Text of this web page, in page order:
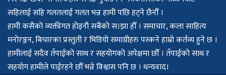
सहिलाई सहि गलतलाई गलत भन्न हामी पछि हट्ने छैनौँ ।
हामी कसैको व्यक्तीगत होइनौ सबैको स।झा हौँ । समाचार, कला साहित्य
मनोरञ्जन, बिचारका प्रस्तुती र भिडियो समाग्रीहरु पस्कने हाम्रो कर्तव्य हुने छ ।
हामीलाई सदैव तँपाईको साथ र सहयोगको अपेक्षमा छौँ । तँपाईको साथ र
सहयोग हामीले पाईरहने छौँ भन्ने विश्वास पनि छ । धन्यवाद।